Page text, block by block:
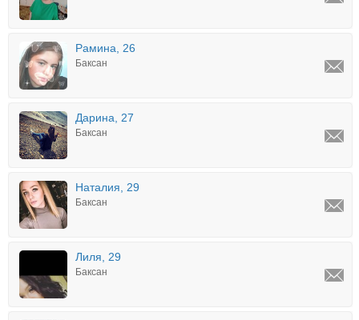
Рамина, 26
Баксан
Дарина, 27
Баксан
Наталия, 29
Баксан
Лиля, 29
Баксан